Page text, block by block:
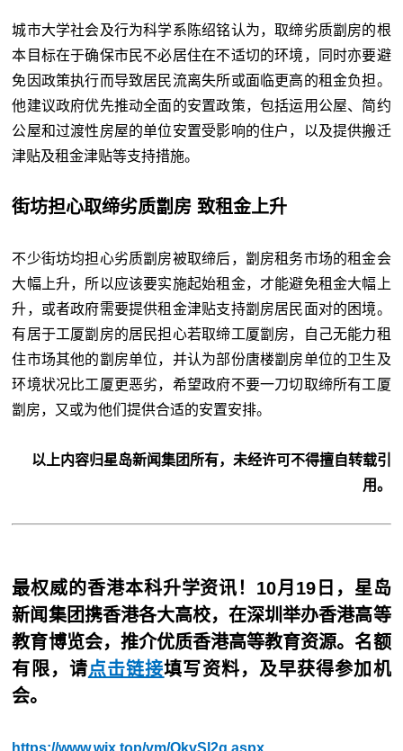
城市大学社会及行为科学系陈绍铭认为，取缔劣质劏房的根
本目标在于确保市民不必居住在不适切的环境，同时亦要避
免因政策执行而导致居民流离失所或面临更高的租金负担。
他建议政府优先推动全面的安置政策，包括运用公屋、简约
公屋和过渡性房屋的单位安置受影响的住户，以及提供搬迁
津贴及租金津贴等支持措施。
街坊担心取缔劣质劏房 致租金上升
不少街坊均担心劣质劏房被取缔后，劏房租务市场的租金会
大幅上升，所以应该要实施起始租金，才能避免租金大幅上
升，或者政府需要提供租金津贴支持劏房居民面对的困境。
有居于工厦劏房的居民担心若取缔工厦劏房，自己无能力租
住市场其他的劏房单位，并认为部份唐楼劏房单位的卫生及
环境状况比工厦更恶劣，希望政府不要一刀切取缔所有工厦
劏房，又或为他们提供合适的安置安排。
以上内容归星岛新闻集团所有，未经许可不得擅自转载引
用。
最权威的香港本科升学资讯！10月19日，星岛
新闻集团携香港各大高校，在深圳举办香港高等
教育博览会，推介优质香港高等教育资源。名额
有限，请点击链接填写资料，及早获得参加机
会。
https://www.wjx.top/vm/QkvSl2q.aspx